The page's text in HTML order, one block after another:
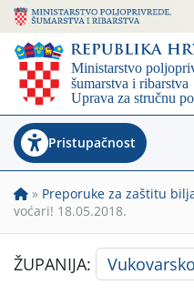
Pristupačnost
» Preporuke za zaštitu
voćari! 18.05.2018.
ŽUPANIJA: